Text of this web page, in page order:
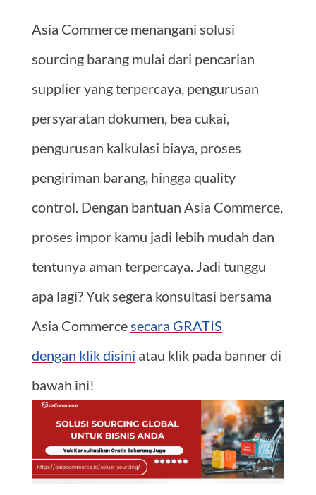
Asia Commerce menangani solusi
sourcing barang mulai dari pencarian
supplier yang terpercaya, pengurusan
persyaratan dokumen, bea cukai,
pengurusan kalkulasi biaya, proses
pengiriman barang, hingga quality
control. Dengan bantuan Asia Commerce,
proses impor kamu jadi lebih mudah dan
tentunya aman terpercaya. Jadi tunggu
apa lagi? Yuk segera konsultasi bersama
Asia Commerce secara GRATIS
dengan klik disini atau klik pada banner di
bawah ini!